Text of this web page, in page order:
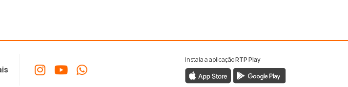
Instala a aplicaçãoRTP Play